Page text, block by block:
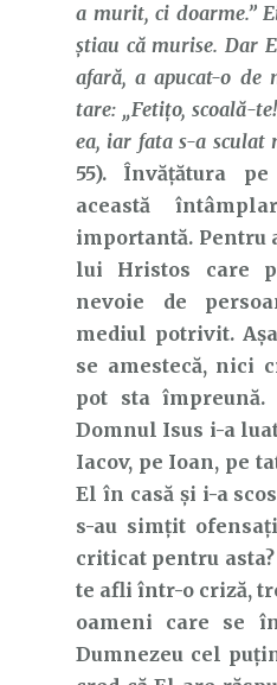
a murit, ci doarme.”
ştiau că murise. Dar
afară, a apucat-o de
tare: „Fetiţo, scoală-
ea, iar fata s-a sculat
55). Învățătura
această
importantă. Pentru
lui Hristos care
nevoie de
mediul potrivit.
se amestecă, nici
pot sta
Domnul Isus i-a
Iacov, pe Ioan, pe
El în casă și i-a
s-au simțit
criticat pentru
te afli într-o criză,
oameni care se
Dumnezeu cel